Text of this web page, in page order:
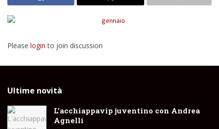
Please login to join discussion
Ultime novità
L’acchiappavip juventino con Andrea
Agnelli